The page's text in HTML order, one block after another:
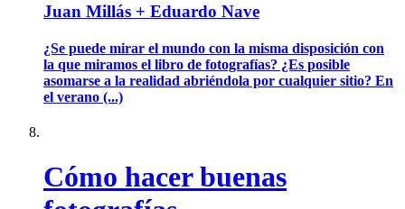
Juan Millás + Eduardo Nave
¿Se puede mirar el mundo con la misma disposición con
la que miramos el libro de fotografías? ¿Es posible
asomarse a la realidad abriéndola por cualquier sitio? En
el verano (...)
Cómo hacer buenas